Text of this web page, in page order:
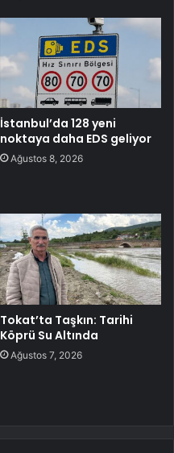
İstanbul’da 128 yeni
noktaya daha EDS geliyor
Ağustos 8, 2026
Tokat’ta Taşkın: Tarihi
Köprü Su Altında
Ağustos 7, 2026